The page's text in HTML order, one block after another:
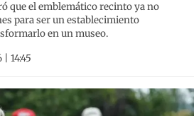
que el emblemático recinto ya no
para ser un establecimiento
en un museo.
14:45